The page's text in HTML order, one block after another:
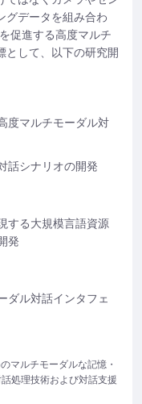
グデータを組み合わ
促進する高度マルチ
として、以下の研究開
度マルチモーダル対
話シナリオの開発
する大規模言語資源
発
ダル対話インタフェ
マルチモーダルな記憶・
処理技術および対話支援